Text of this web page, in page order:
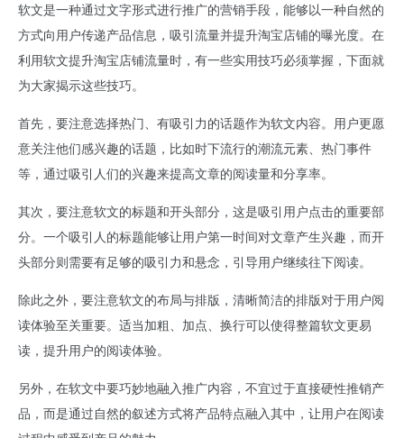
软文是一种通过文字形式进行推广的营销手段，能够以一种自然的
方式向用户传递产品信息，吸引流量并提升淘宝店铺的曝光度。在
利用软文提升淘宝店铺流量时，有一些实用技巧必须掌握，下面就
为大家揭示这些技巧。
首先，要注意选择热门、有吸引力的话题作为软文内容。用户更愿
意关注他们感兴趣的话题，比如时下流行的潮流元素、热门事件
等，通过吸引人们的兴趣来提高文章的阅读量和分享率。
其次，要注意软文的标题和开头部分，这是吸引用户点击的重要部
分。一个吸引人的标题能够让用户第一时间对文章产生兴趣，而开
头部分则需要有足够的吸引力和悬念，引导用户继续往下阅读。
除此之外，要注意软文的布局与排版，清晰简洁的排版对于用户阅
读体验至关重要。适当加粗、加点、换行可以使得整篇软文更易
读，提升用户的阅读体验。
另外，在软文中要巧妙地融入推广内容，不宜过于直接硬性推销产
品，而是通过自然的叙述方式将产品特点融入其中，让用户在阅读